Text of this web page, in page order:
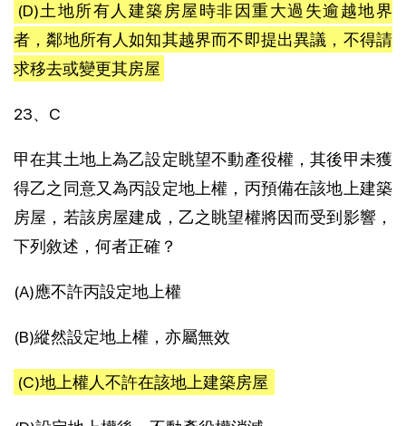
(D)土地所有人建築房屋時非因重大過失逾越地界
者，鄰地所有人如知其越界而不即提出異議，不得請
求移去或變更其房屋
23、C
甲在其土地上為乙設定眺望不動產役權，其後甲未獲
得乙之同意又為丙設定地上權，丙預備在該地上建築
房屋，若該房屋建成，乙之眺望權將因而受到影響，
下列敘述，何者正確？
(A)應不許丙設定地上權
(B)縱然設定地上權，亦屬無效
(C)地上權人不許在該地上建築房屋